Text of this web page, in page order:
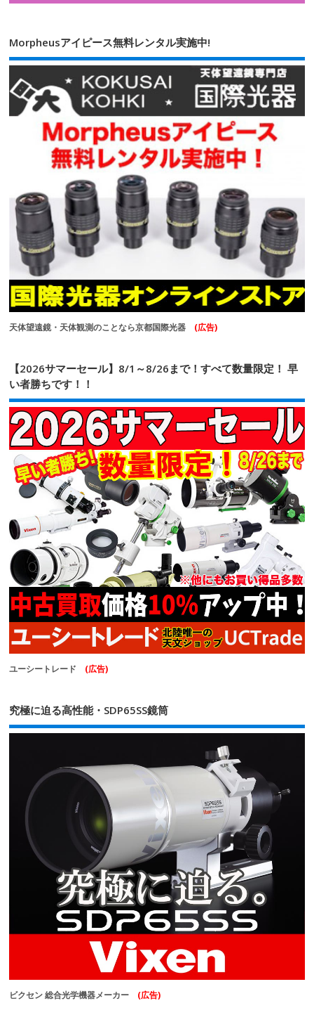
Morpheusアイピース無料レンタル実施中!
天体望遠鏡・天体観測のことなら京都国際光器 (広告)
【2026サマーセール】8/1～8/26まで！すべて数量限定！ 早
い者勝ちです！！
ユーシートレード (広告)
究極に迫る高性能・SDP65SS鏡筒
ビクセン 総合光学機器メーカー (広告)